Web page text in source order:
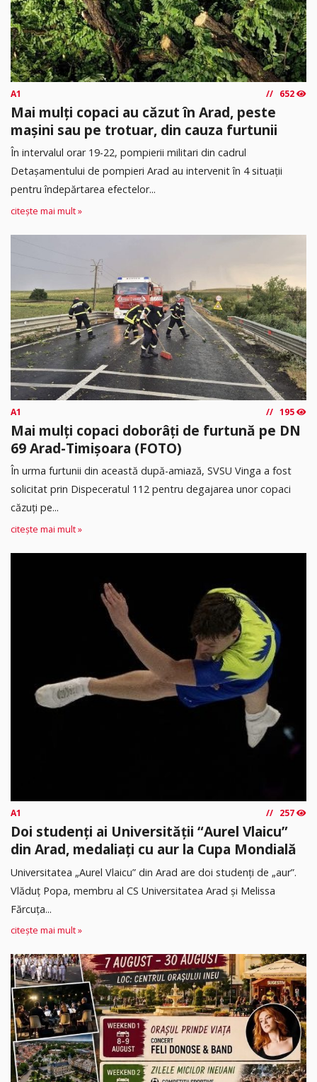
A1 652
Mai mulți copaci au căzut în Arad, peste
mașini sau pe trotuar, din cauza furtunii
În intervalul orar 19-22, pompierii militari din cadrul
Detașamentului de pompieri Arad au intervenit în 4 situații
pentru îndepărtarea efectelor...
citește mai mult »
A1 195
Mai mulți copaci doborâți de furtună pe DN
69 Arad-Timișoara (FOTO)
În urma furtunii din această după-amiază, SVSU Vinga a fost
solicitat prin Dispeceratul 112 pentru degajarea unor copaci
căzuți pe...
citește mai mult »
A1 257
Doi studenți ai Universității “Aurel Vlaicu”
din Arad, medaliați cu aur la Cupa Mondială
Universitatea „Aurel Vlaicu” din Arad are doi studenți de „aur”.
Vlăduț Popa, membru al CS Universitatea Arad și Melissa
Fărcuța...
citește mai mult »